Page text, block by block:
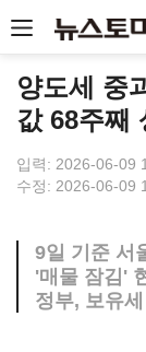
양도세 중
값 68주째
입력: 2026-06-09
수정: 2026-06-09
9일 기준 서
'매물 잠김'
정부, 보유